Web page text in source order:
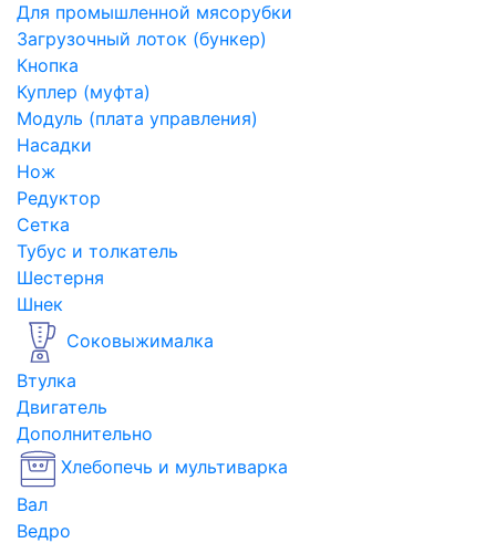
Для промышленной мясорубки
Загрузочный лоток (бункер)
Кнопка
Куплер (муфта)
Модуль (плата управления)
Насадки
Нож
Редуктор
Сетка
Тубус и толкатель
Шестерня
Шнек
Соковыжималка
Втулка
Двигатель
Дополнительно
Хлебопечь и мультиварка
Вал
Ведро